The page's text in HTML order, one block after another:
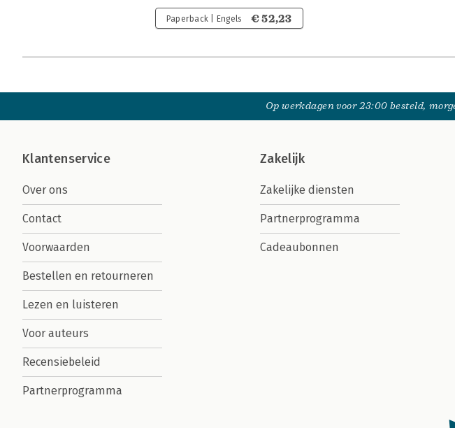
Paperback | Engels € 52,23
Op werkdagen voor 23:00 besteld,
Klantenservice
Over ons
Contact
Voorwaarden
Bestellen en retourneren
Lezen en luisteren
Voor auteurs
Recensiebeleid
Partnerprogramma
Zakelijk
Zakelijke diensten
Partnerprogramma
Cadeaubonnen